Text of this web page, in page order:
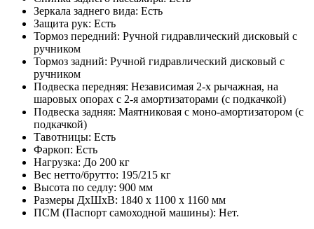
Зеркала заднего вида: Есть
Защита рук: Есть
Тормоз передний: Ручной гидравлический дисковый с
ручником
Тормоз задний: Ручной гидравлический дисковый с
ручником
Подвеска передняя: Независимая 2-х рычажная, на
шаровых опорах с 2-я амортизаторами (с подкачкой)
Подвеска задняя: Маятниковая с моно-амортизатором (с
подкачкой)
Тавотницы: Есть
Фаркоп: Есть
Нагрузка: До 200 кг
Вес нетто/брутто: 195/215 кг
Высота по седлу: 900 мм
Размеры ДхШхВ: 1840 x 1100 x 1160 мм
ПСМ (Паспорт самоходной машины): Нет.